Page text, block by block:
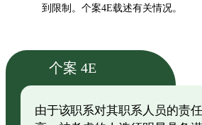
到限制。个案4E载述有关情况。
个案 4E
由于该职系对其职系人员的责